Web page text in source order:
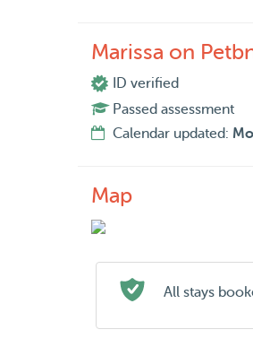
Marissa on
ID verified
Passed assessment
Calendar updated:
Map
All stays